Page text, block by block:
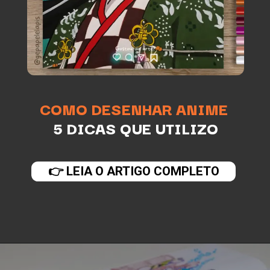
COMO DESENHAR ANIME
5 DICAS QUE UTILIZO
👉 LEIA O ARTIGO COMPLETO